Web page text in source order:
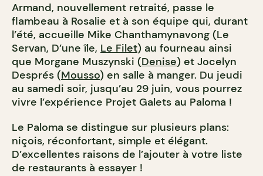
Armand, nouvellement retraité, passe le
flambeau à Rosalie et à son équipe qui, durant
l’été, accueille Mike Chanthamynavong (Le
Servan, D’une île, Le Filet) au fourneau ainsi
que Morgane Muszynski (Denise) et Jocelyn
Després (Mousso) en salle à manger. Du jeudi
au samedi soir, jusqu’au 29 juin, vous pourrez
vivre l’expérience Projet Galets au Paloma !
Le Paloma se distingue sur plusieurs plans:
niçois, réconfortant, simple et élégant.
D’excellentes raisons de l’ajouter à votre liste
de restaurants à essayer !